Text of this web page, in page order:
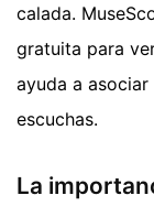
calada.
gratuita para
ayuda a
escuchas.
La